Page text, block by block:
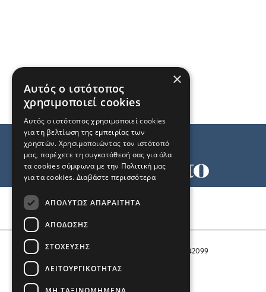
Αριθμός Πιστοποίησης Μ.Η.Τ. 242099
COPYRIGHT © 2026 Το Μανιφέστο
×
Αυτός ο ιστότοπος
χρησιμοποιεί cookies
Αυτός ο ιστότοπος χρησιμοποιεί cookies
για τη βελτίωση της εμπειρίας των
χρηστών. Χρησιμοποιώντας τον ιστότοπό
μας, παρέχετε τη συγκατάθεσή σας για όλα
τα cookies σύμφωνα με την Πολιτική μας
για τα cookies. Διαβάστε περισσότερα
ΑΠΟΛΎΤΩΣ ΑΠΑΡΑΊΤΗΤΑ
ΑΠΌΔΟΣΗΣ
ΣΤΌΧΕΥΣΗΣ
ΛΕΙΤΟΥΡΓΙΚΌΤΗΤΑΣ